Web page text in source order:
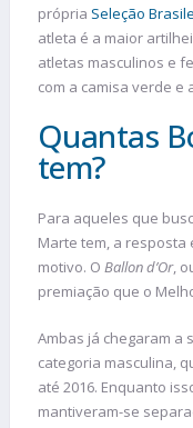
própria Seleção
atleta é a maior
atletas masculinos e
com a camisa verde e
Quantas
tem?
Para aqueles que
Marte tem, a resposta
motivo. O Ballon d’Or,
premiação que o
Ambas já chegaram a
categoria masculina,
até 2016. Enquanto
mantiveram-se